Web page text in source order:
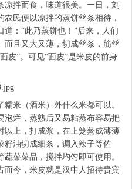
拌而食，味道很美。一日，刘
民便以凉拌的蒸饼丝条相待，
：“此乃蒸饼也！”后来，人们
而且又大又薄，切成丝条，筋丝
皮”。可见“面皮”是米皮的前身
米（酒米）外什么米都可以。
泡烂，蒸熟后又易粘蒸布容易把
以上，打成浆，在上笼蒸成薄薄
籽油切成细条，调入辣子等佐
菜菜品，搅拌均匀即可使用。
而今，米皮就是汉中人招待贵宾